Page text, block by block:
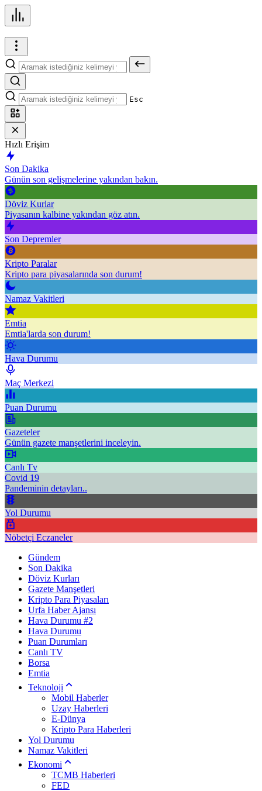
Esc
Hızlı Erişim
Son Dakika
Günün son gelişmelerine yakından bakın.
Döviz Kurlar
Piyasanın kalbine yakından göz atın.
Son Depremler
Kripto Paralar
Kripto para piyasalarında son durum!
Namaz Vakitleri
Emtia
Emtia'larda son durum!
Hava Durumu
Maç Merkezi
Puan Durumu
Gazeteler
Günün gazete manşetlerini inceleyin.
Canlı Tv
Covid 19
Pandeminin detayları..
Yol Durumu
Nöbetçi Eczaneler
Gündem
Son Dakika
Döviz Kurları
Gazete Manşetleri
Kripto Para Piyasaları
Urfa Haber Ajansı
Hava Durumu #2
Hava Durumu
Puan Durumları
Canlı TV
Borsa
Emtia
Teknoloji
Mobil Haberler
Uzay Haberleri
E-Dünya
Kripto Para Haberleri
Yol Durumu
Namaz Vakitleri
Ekonomi
TCMB Haberleri
FED